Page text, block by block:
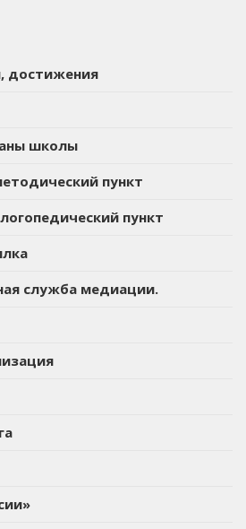
достижения
школы
пункт
пункт
служба медиации.